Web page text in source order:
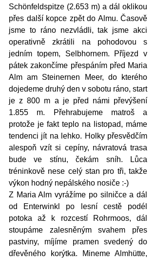
Schönfeldspitze (2.653 m) a dál oklikou
přes další kopce zpět do Almu. Časově
jsme to ráno nezvládli, tak jsme akci
operativně zkrátili na pohodovou s
jedním topem, Selbhornem. Příjezd v
pátek zakončíme přespáním před Maria
Alm am Steinernen Meer, do kterého
dojedeme druhý den v sobotu ráno, start
je z 800 m a je před námi převýšení
1.855 m. Přehrabujeme matroš a
protože je fakt teplo na listopad, máme
tendenci jít na lehko. Holky přesvědčím
alespoň vzít si cepíny, návratová trasa
bude ve stínu, čekám sníh. Lůca
tréninkově nese celý stan pro tři, takže
výkon hodný nepálského nosiče :-)
Z Maria Alm vyrážíme po silničce a dál
od Enterwinkl po lesní cestě podél
potoka až k rozcestí Rohrmoos, dál
stoupáme zalesněným svahem přes
pastviny, míjíme pramen svedený do
dřevěného korýtka. Mineme Almhütte,